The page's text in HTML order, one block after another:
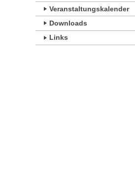
Veranstaltungskalender
Downloads
Links